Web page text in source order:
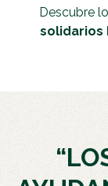
Descubre
solidarios